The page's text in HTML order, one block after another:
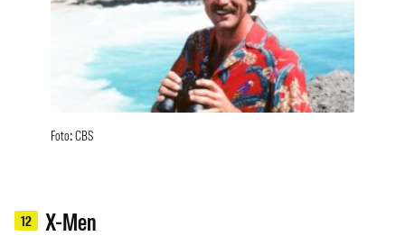
Foto: CBS
12 X-Men